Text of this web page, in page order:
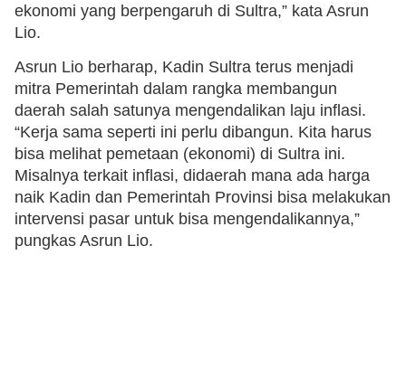
ekonomi yang berpengaruh di Sultra,” kata Asrun
Lio.
Asrun Lio berharap, Kadin Sultra terus menjadi
mitra Pemerintah dalam rangka membangun
daerah salah satunya mengendalikan laju inflasi.
“Kerja sama seperti ini perlu dibangun. Kita harus
bisa melihat pemetaan (ekonomi) di Sultra ini.
Misalnya terkait inflasi, didaerah mana ada harga
naik Kadin dan Pemerintah Provinsi bisa melakukan
intervensi pasar untuk bisa mengendalikannya,”
pungkas Asrun Lio.